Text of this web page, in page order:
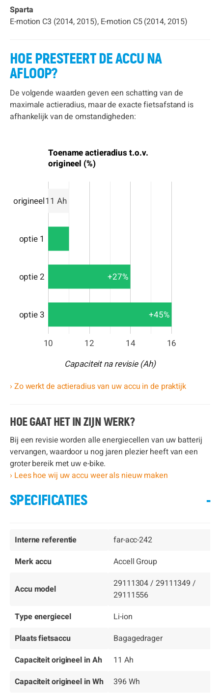
Sparta
E-motion C3 (2014, 2015), E-motion C5 (2014, 2015)
HOE PRESTEERT DE ACCU NA
AFLOOP?
De volgende waarden geven een schatting van de
maximale actieradius, maar de exacte fietsafstand is
afhankelijk van de omstandigheden:
Toename actieradius t.o.v.
origineel (%)
10 12 14 16
origineel
optie 1
optie 2
optie 3
11 Ah
+27%
+45%
Capaciteit na revisie (Ah)
› Zo werkt de actieradius van uw accu in de praktijk
HOE GAAT HET IN ZIJN WERK?
Bij een revisie worden alle energiecellen van uw batterij
vervangen, waardoor u nog jaren plezier heeft van een
groter bereik met uw e-bike.
› Lees hoe wij uw accu weer als nieuw maken
SPECIFICATIES -
Interne referentie
far-acc-242
Merk accu
Accell Group
Accu model
29111304 / 29111349 /
29111556
Type energiecel
Li-ion
Plaats fietsaccu
Bagagedrager
Capaciteit origineel in Ah
11 Ah
Capaciteit origineel in Wh
396 Wh